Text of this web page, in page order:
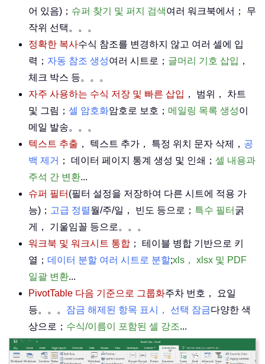
어 있음)； 슈퍼 찾기 및 퍼지 검색여러 워크북에서； 무
작위 선택。。。
정확한 복사수식 참조를 변경하지 않고 여러 셀에 입
력； 자동 참조 생성여러 시트로； 글머리 기호 삽입 ，
체크 박스 등。。。
자주 사용하는 수식 저장 및 빠른 삽입 ， 범위， 차트
및 그림； 셀 암호화암호로 보호； 메일링 목록 생성이
메일 발송。。。
텍스트 추출 ， 텍스트 추가， 특정 위치 문자 삭제， 공
백 제거 ； 데이터 페이지 통계 생성 및 인쇄； 셀 내용과
주석 간 변환...
슈퍼 필터 (필터 설정을 저장하여 다른 시트에 적용 가
능)； 고급 정렬월/주/일， 빈도 등으로； 특수 필터 굵
게， 기울임꼴 등으로。。。
워크북 및 워크시트 통합 ； 테이블 병합 기반으로 키
열； 데이터 분할 여러 시트로 분할;xls， xlsx 및 PDF
일괄 변환...
PivotTable 다음 기준으로 그룹화주차 번호， 요일
등。。。 잠금 해제된 항목 표시， 선택 잠금다양한 색
상으로； 수식/이름이 포함된 셀 강조...